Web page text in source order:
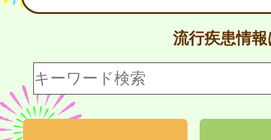
流行疾患情